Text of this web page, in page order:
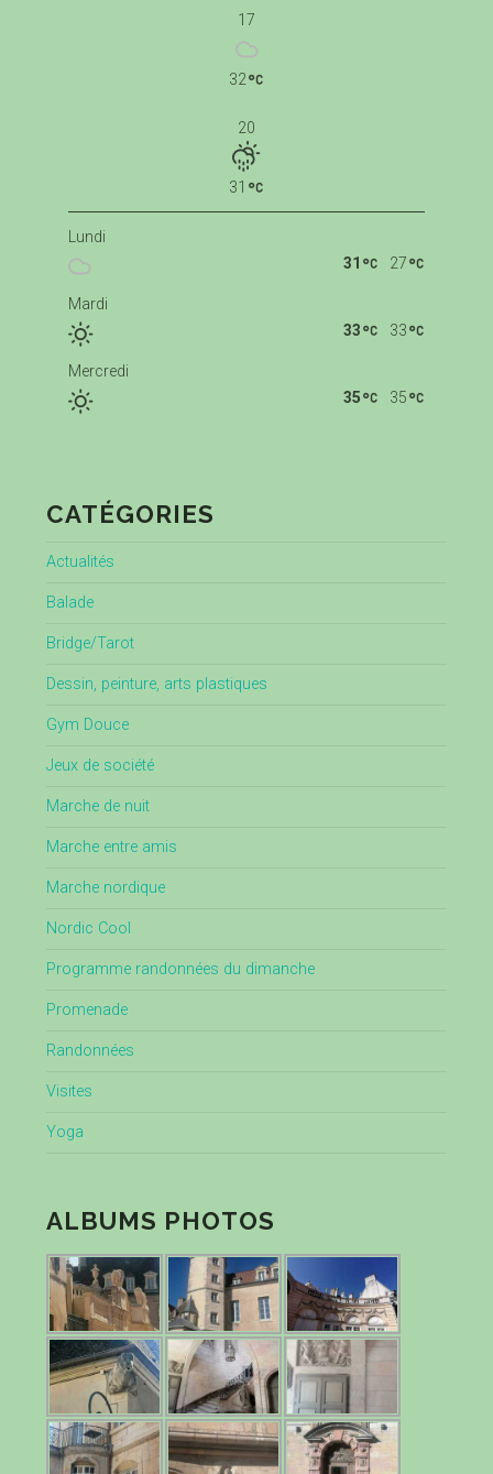
17
32
20
31
Lundi
27
31
Mardi
33
33
Mercredi
35
35
CATÉGORIES
Actualités
Balade
Bridge/Tarot
Dessin, peinture, arts plastiques
Gym Douce
Jeux de société
Marche de nuit
Marche entre amis
Marche nordique
Nordic Cool
Programme randonnées du dimanche
Promenade
Randonnées
Visites
Yoga
ALBUMS PHOTOS